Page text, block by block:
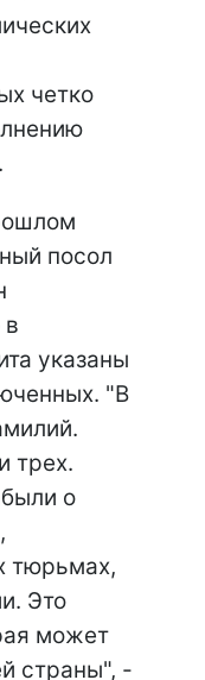
четко
посол
в
указаны
"В
трех.
о
тюрьмах,
Это
может
страны", -